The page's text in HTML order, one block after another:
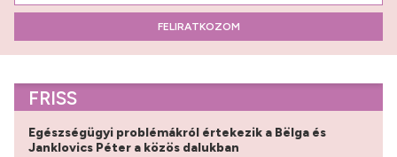
FELIRATKOZOM
FRISS
Egészségügyi problémákról értekezik a Bëlga és
Janklovics Péter a közös dalukban